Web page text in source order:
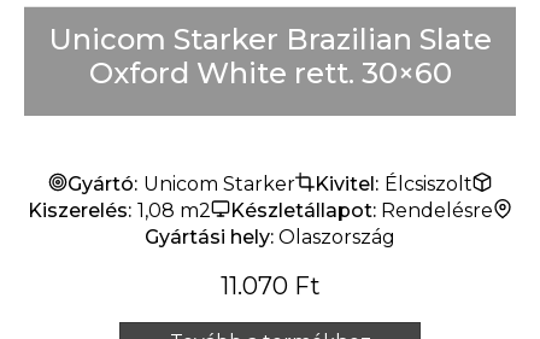
Unicom Starker Brazilian Slate
Oxford White rett. 30×60
Gyártó: Unicom Starker Kivitel: Élcsiszolt
Kiszerelés: 1,08 m2 Készletállapot: Rendelésre
Gyártási hely: Olaszország
11.070 Ft